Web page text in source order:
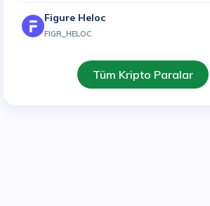
Figure Heloc
FIGR_HELOC
Tüm Kripto Paralar